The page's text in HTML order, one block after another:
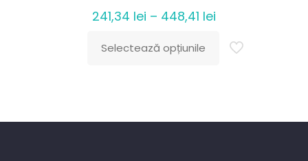
241,34 lei – 448,41 lei
prețuri:
Selectează opțiunile
Acest